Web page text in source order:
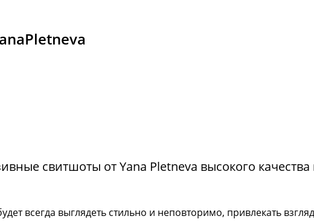
свитшоты от Yana Pletneva высокого
всегда выглядеть стильно и неповторимо, привлекать